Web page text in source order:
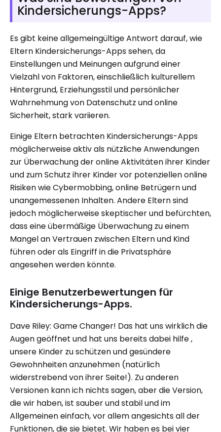
Kindersicherungs-Apps?
Es gibt keine allgemeingültige Antwort darauf, wie
Eltern Kindersicherungs-Apps sehen, da
Einstellungen und Meinungen aufgrund einer
Vielzahl von Faktoren, einschließlich kulturellem
Hintergrund, Erziehungsstil und persönlicher
Wahrnehmung von Datenschutz und online
Sicherheit, stark variieren.
Einige Eltern betrachten Kindersicherungs-Apps
möglicherweise aktiv als nützliche Anwendungen
zur Überwachung der online Aktivitäten ihrer Kinder
und zum Schutz ihrer Kinder vor potenziellen online
Risiken wie Cybermobbing, online Betrügern und
unangemessenen Inhalten. Andere Eltern sind
jedoch möglicherweise skeptischer und befürchten,
dass eine übermäßige Überwachung zu einem
Mangel an Vertrauen zwischen Eltern und Kind
führen oder als Eingriff in die Privatsphäre
angesehen werden könnte.
Einige Benutzerbewertungen für
Kindersicherungs-Apps.
Dave Riley: Game Changer! Das hat uns wirklich die
Augen geöffnet und hat uns bereits dabei hilfe ,
unsere Kinder zu schützen und gesündere
Gewohnheiten anzunehmen (natürlich
widerstrebend von ihrer Seite!). Zu anderen
Versionen kann ich nichts sagen, aber die Version,
die wir haben, ist sauber und stabil und im
Allgemeinen einfach, vor allem angesichts all der
Funktionen, die sie bietet. Wir haben es bei vier